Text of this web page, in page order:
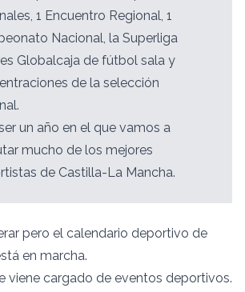
1 Encuentro Regional, 1
Nacional, la Superliga
Globalcaja de fútbol sala y
de la selección
un año en el que vamos a
mucho de los mejores
de Castilla-La Mancha.
pero el calendario deportivo de
en marcha.
viene cargado de eventos deportivos.